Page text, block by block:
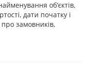
об’єктів,
дати початку і
замовників,